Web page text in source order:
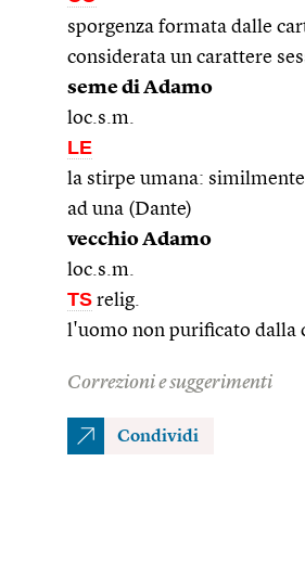
sporgenza formata dalle
considerata un carattere
seme di Adamo
loc.s.m.
LE
la stirpe umana:
ad una (Dante)
vecchio Adamo
loc.s.m.
TS relig.
l'uomo non purificato dalla
Correzioni e suggerimenti
Condividi